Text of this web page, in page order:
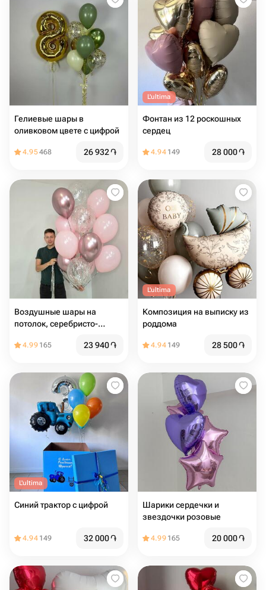
Гелиевые шары в
оливковом цвете с цифрой
4.95468 26 932֏
L'ultima
Фонтан из 12 роскошных
сердец
4.94 149 28 000֏
Воздушные шары на
потолок, серебристо-
4.99 165 23 940֏
L'ultima
Композиция на выписку из
роддома
4.94 149 28 500֏
L'ultima
Синий трактор с цифрой
4.94 149 32 000֏
Шарики сердечки и
звездочки розовые
4.99 165 20 000֏